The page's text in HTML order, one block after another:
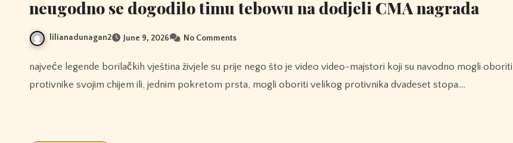
neugodno se dogodilo timu tebowu na dodjeli CMA nagrada
lilianadunagan2 June 9, 2026 No Comments
najveće legende borilačkih vještina živjele su prije nego što je video video-majstori koji su navodno mogli oboriti
protivnike svojim chijem ili, jednim pokretom prsta, mogli oboriti velikog protivnika dvadeset stopa.…